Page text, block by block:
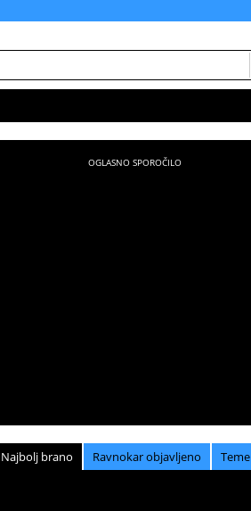
Najbolj brano Ravnokar objavljeno Teme